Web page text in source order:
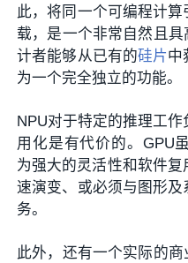
此，将同一个可编程计
载，是一个非常自然且
计者能够从已有的硅片中
为一个完全独立的功能。
NPU对于特定的推理工
用化是有代价的。GPU
为强大的灵活性和软件
速演变、或必须与图形
务。
此外，还有一个实际的商